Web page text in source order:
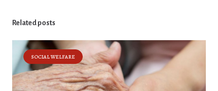
Related posts
SOCIAL WELFARE